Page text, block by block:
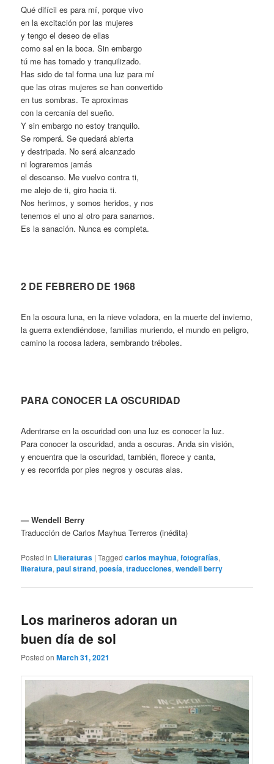
Qué difícil es para mí, porque vivo
en la excitación por las mujeres
y tengo el deseo de ellas
como sal en la boca. Sin embargo
tú me has tomado y tranquilizado.
Has sido de tal forma una luz para mí
que las otras mujeres se han convertido
en tus sombras. Te aproximas
con la cercanía del sueño.
Y sin embargo no estoy tranquilo.
Se romperá. Se quedará abierta
y destripada. No será alcanzado
ni lograremos jamás
el descanso. Me vuelvo contra ti,
me alejo de ti, giro hacia ti.
Nos herimos, y somos heridos, y nos
tenemos el uno al otro para sanarnos.
Es la sanación. Nunca es completa.
2 DE FEBRERO DE 1968
En la oscura luna, en la nieve voladora, en la muerte del invierno,
la guerra extendiéndose, familias muriendo, el mundo en peligro,
camino la rocosa ladera, sembrando tréboles.
PARA CONOCER LA OSCURIDAD
Adentrarse en la oscuridad con una luz es conocer la luz.
Para conocer la oscuridad, anda a oscuras. Anda sin visión,
y encuentra que la oscuridad, también, florece y canta,
y es recorrida por pies negros y oscuras alas.
— Wendell Berry
Traducción de Carlos Mayhua Terreros (inédita)
Posted in Literaturas |Tagged carlos mayhua,fotografías,
literatura,paul strand,poesía,traducciones,wendell berry
Los marineros adoran un
buen día de sol
Posted onMarch 31, 2021